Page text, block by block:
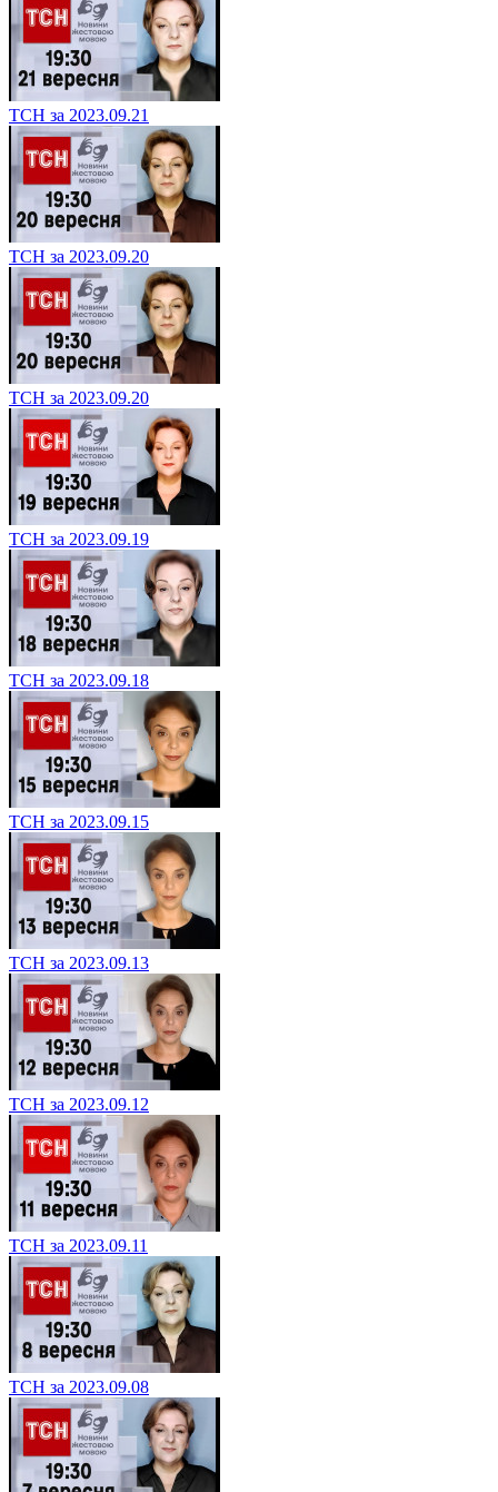
ТСН за 2023.09.21
ТСН за 2023.09.20
ТСН за 2023.09.20
ТСН за 2023.09.19
ТСН за 2023.09.18
ТСН за 2023.09.15
ТСН за 2023.09.13
ТСН за 2023.09.12
ТСН за 2023.09.11
ТСН за 2023.09.08